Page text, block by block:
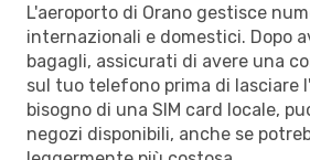
L'aeroporto di Orano gestisce
internazionali e domestici. Dopo
bagagli, assicurati di avere una
sul tuo telefono prima di lasciare
bisogno di una SIM card locale,
negozi disponibili, anche se